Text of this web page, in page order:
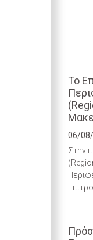
Το
06/
Στην